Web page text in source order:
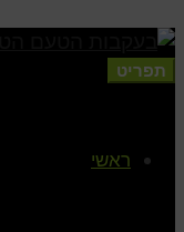
תפריט
ראשי